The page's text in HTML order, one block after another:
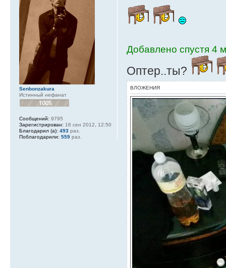
Добавлено спустя 4
Оптер..ты?
ВЛОЖЕНИЯ
Senbonzakura
Истинный нефанат
Сообщений: 9795
Зарегистрирован: 16 сен 2012, 12:50
Благодарил (а): 493 раз.
Поблагодарили: 559 раз.